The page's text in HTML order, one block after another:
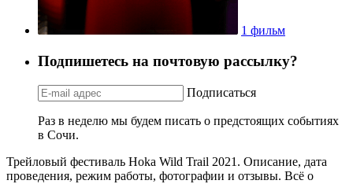
1 фильм
Подпишетесь на почтовую рассылку?
Подписаться
Раз в неделю мы будем писать о предстоящих событиях
в Сочи.
Трейловый фестиваль Hoka Wild Trail 2021. Описание, дата
проведения, режим работы, фотографии и отзывы. Всё о